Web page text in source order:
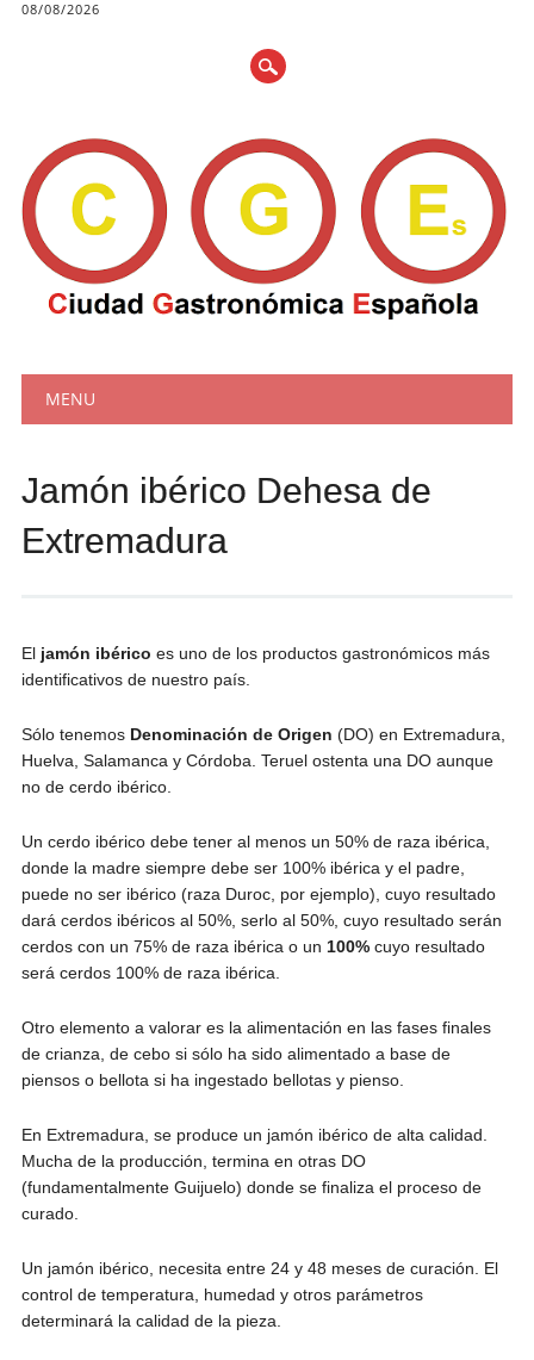
08/08/2026
Main menu
MENU
Jamón ibérico Dehesa de
Extremadura
El jamón ibérico es uno de los productos gastronómicos más
identificativos de nuestro país.
Sólo tenemos Denominación de Origen (DO) en Extremadura,
Huelva, Salamanca y Córdoba. Teruel ostenta una DO aunque
no de cerdo ibérico.
Un cerdo ibérico debe tener al menos un 50% de raza ibérica,
donde la madre siempre debe ser 100% ibérica y el padre,
puede no ser ibérico (raza Duroc, por ejemplo), cuyo resultado
dará cerdos ibéricos al 50%, serlo al 50%, cuyo resultado serán
cerdos con un 75% de raza ibérica o un 100%cuyo resultado
será cerdos 100% de raza ibérica.
Otro elemento a valorar es la alimentación en las fases finales
de crianza, de cebo si sólo ha sido alimentado a base de
piensos o bellota si ha ingestado bellotas y pienso.
En Extremadura, se produce un jamón ibérico de alta calidad.
Mucha de la producción, termina en otras DO
(fundamentalmente Guijuelo) donde se finaliza el proceso de
curado.
Un jamón ibérico, necesita entre 24 y 48 meses de curación. El
control de temperatura, humedad y otros parámetros
determinará la calidad de la pieza.